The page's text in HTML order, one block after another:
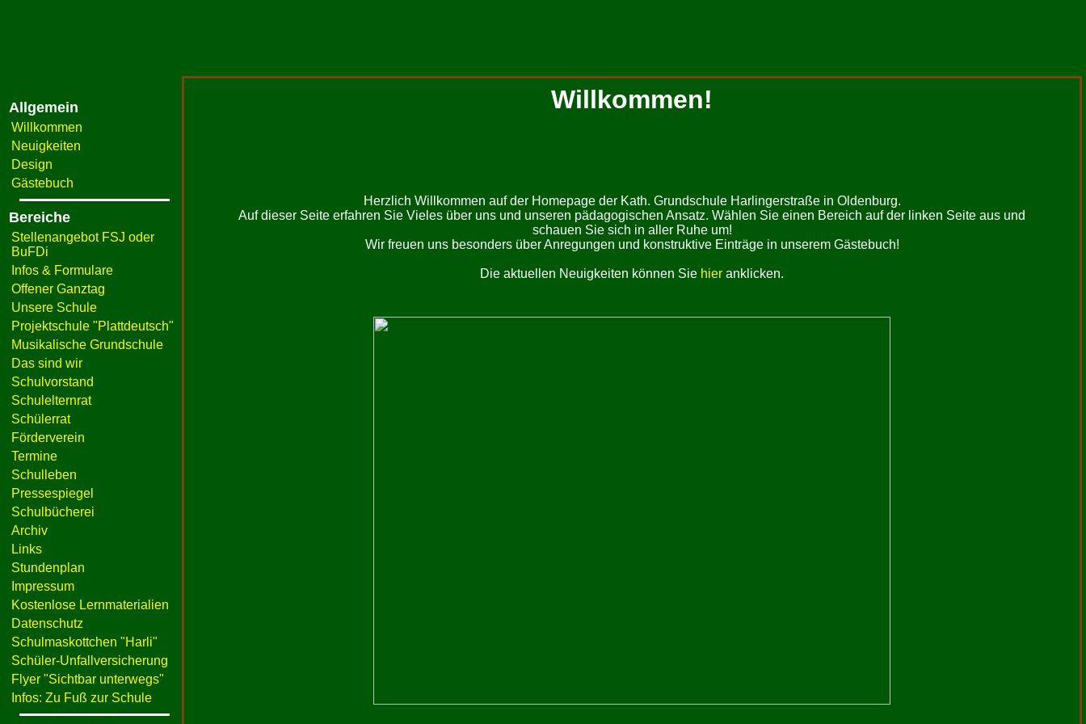
Allgemein
Willkommen
Neuigkeiten
Design
Gästebuch
Bereiche
Stellenangebot FSJ oder
BuFDi
Infos & Formulare
Offener Ganztag
Unsere Schule
Projektschule "Plattdeutsch"
Musikalische Grundschule
Das sind wir
Schulvorstand
Schulelternrat
Schülerrat
Förderverein
Termine
Schulleben
Pressespiegel
Schulbücherei
Archiv
Links
Stundenplan
Impressum
Kostenlose Lernmaterialien
Datenschutz
Schulmaskottchen "Harli"
Schüler-Unfallversicherung
Flyer "Sichtbar unterwegs"
Infos: Zu Fuß zur Schule
Willkommen!
Herzlich Willkommen auf der Homepage der Kath. Grundschule Harlingerstraße in Oldenburg.
Auf dieser Seite erfahren Sie Vieles über uns und unseren pädagogischen Ansatz. Wählen Sie einen Bereich auf der linken Seite aus und
schauen Sie sich in aller Ruhe um!
Wir freuen uns besonders über Anregungen und konstruktive Einträge in unserem Gästebuch!
Die aktuellen Neuigkeiten können Sie hier anklicken.